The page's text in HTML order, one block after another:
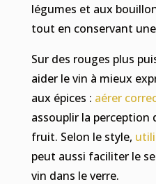
légumes et aux
tout en conservant
Sur des rouges plus
aider le vin à mieux
aux épices : aérer
assouplir la perception
fruit. Selon le style,
peut aussi faciliter le
vin dans le verre.